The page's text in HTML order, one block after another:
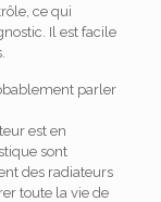
ce qui
Il est facile
parler
est en
sont
des radiateurs
toute la vie de